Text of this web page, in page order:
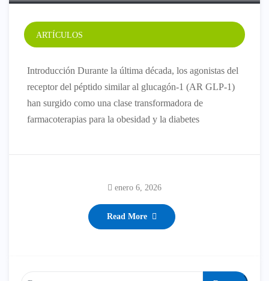
ARTÍCULOS
Introducción Durante la última década, los agonistas del
receptor del péptido similar al glucagón-1 (AR GLP-1)
han surgido como una clase transformadora de
farmacoterapias para la obesidad y la diabetes
Read More
enero 6, 2026